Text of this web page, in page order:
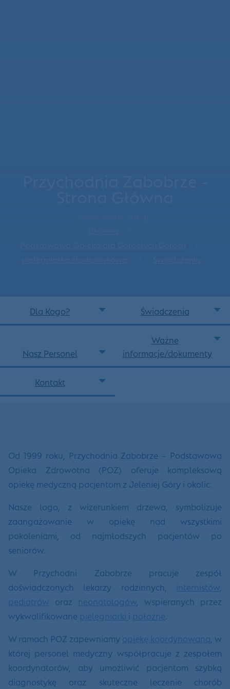
Dla Kogo? Świadczenia
Nasz Personel
Ważne
informacje/dokumenty
Kontakt
Od 1999 roku, Przychodnia Zabobrze – Podstawowa
Opieka Zdrowotna (POZ) oferuje kompleksową
opiekę medyczną pacjentom z Jeleniej Góry i okolic.
Nasze logo, z wizerunkiem drzewa, symbolizuje
zaangażowanie w opiekę nad wszystkimi
pokoleniami, od najmłodszych pacjentów po
seniorów.
W Przychodni Zabobrze pracuje zespół
doświadczonych lekarzy rodzinnych, internistów
pediatrów oraz neonatologów , wspieranych przez
wykwalifikowane pielęgniarki i położne
W ramach POZ zapewniamy opiekę koordynowaną , w
której personel medyczny współpracuje z zespołem
koordynatorów, aby umożliwić pacjentom szybką
diagnostykę oraz skuteczne leczenie chorób